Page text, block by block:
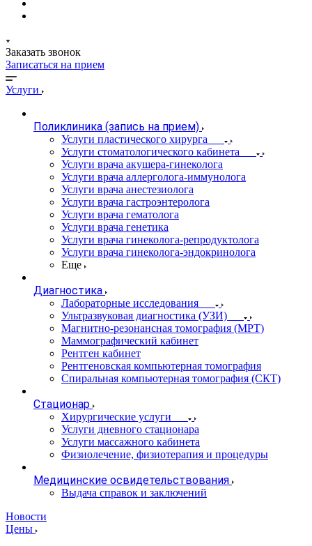
Заказать звонок
Записаться на прием
Услуги
Поликлиника (запись на прием)
Услуги пластического хирурга
Услуги стоматологического кабинета
Услуги врача акушера-гинеколога
Услуги врача аллерголога-иммунолога
Услуги врача анестезиолога
Услуги врача гастроэнтеролога
Услуги врача гематолога
Услуги врача генетика
Услуги врача гинеколога-репродуктолога
Услуги врача гинеколога-эндокринолога
Еще
Диагностика
Лабораторные исследования
Ультразвуковая диагностика (УЗИ)
Магнитно-резонансная томография (МРТ)
Маммографический кабинет
Рентген кабинет
Рентгеновская компьютерная томография
Спиральная компьютерная томография (СКТ)
Стационар
Хирургические услуги
Услуги дневного стационара
Услуги массажного кабинета
Физиолечение, физиотерапия и процедуры
Медицинские освидетельствования
Выдача справок и заключений
Новости
Цены